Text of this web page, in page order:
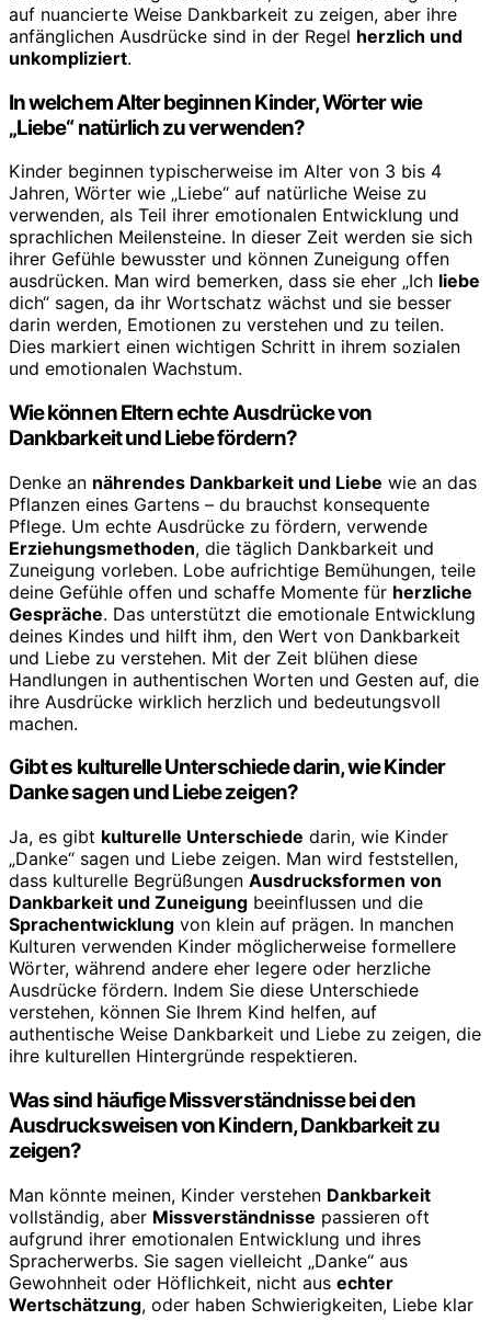
auf nuancierte Weise Dankbarkeit zu zeigen, aber ihre
anfänglichen Ausdrücke sind in der Regel herzlich und
unkompliziert.
In welchem Alter beginnen Kinder, Wörter wie
„Liebe“ natürlich zu verwenden?
Kinder beginnen typischerweise im Alter von 3 bis 4
Jahren, Wörter wie „Liebe“ auf natürliche Weise zu
verwenden, als Teil ihrer emotionalen Entwicklung und
sprachlichen Meilensteine. In dieser Zeit werden sie sich
ihrer Gefühle bewusster und können Zuneigung offen
ausdrücken. Man wird bemerken, dass sie eher „Ich liebe
dich“ sagen, da ihr Wortschatz wächst und sie besser
darin werden, Emotionen zu verstehen und zu teilen.
Dies markiert einen wichtigen Schritt in ihrem sozialen
und emotionalen Wachstum.
Wie können Eltern echte Ausdrücke von
Dankbarkeit und Liebe fördern?
Denke an nährendes Dankbarkeit und Liebe wie an das
Pflanzen eines Gartens – du brauchst konsequente
Pflege. Um echte Ausdrücke zu fördern, verwende
Erziehungsmethoden, die täglich Dankbarkeit und
Zuneigung vorleben. Lobe aufrichtige Bemühungen, teile
deine Gefühle offen und schaffe Momente für herzliche
Gespräche. Das unterstützt die emotionale Entwicklung
deines Kindes und hilft ihm, den Wert von Dankbarkeit
und Liebe zu verstehen. Mit der Zeit blühen diese
Handlungen in authentischen Worten und Gesten auf, die
ihre Ausdrücke wirklich herzlich und bedeutungsvoll
machen.
Gibt es kulturelle Unterschiede darin, wie Kinder
Danke sagen und Liebe zeigen?
Ja, es gibt kulturelle Unterschiede darin, wie Kinder
„Danke“ sagen und Liebe zeigen. Man wird feststellen,
dass kulturelle Begrüßungen Ausdrucksformen von
Dankbarkeit und Zuneigung beeinflussen und die
Sprachentwicklung von klein auf prägen. In manchen
Kulturen verwenden Kinder möglicherweise formellere
Wörter, während andere eher legere oder herzliche
Ausdrücke fördern. Indem Sie diese Unterschiede
verstehen, können Sie Ihrem Kind helfen, auf
authentische Weise Dankbarkeit und Liebe zu zeigen, die
ihre kulturellen Hintergründe respektieren.
Was sind häufige Missverständnisse bei den
Ausdrucksweisen von Kindern, Dankbarkeit zu
zeigen?
Man könnte meinen, Kinder verstehen Dankbarkeit
vollständig, aber Missverständnisse passieren oft
aufgrund ihrer emotionalen Entwicklung und ihres
Spracherwerbs. Sie sagen vielleicht „Danke“ aus
Gewohnheit oder Höflichkeit, nicht aus echter
Wertschätzung, oder haben Schwierigkeiten, Liebe klar